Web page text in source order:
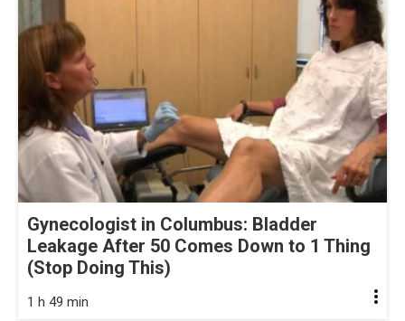
Gynecologist in Columbus: Bladder
Leakage After 50 Comes Down to 1 Thing
(Stop Doing This)
1 h 49 min